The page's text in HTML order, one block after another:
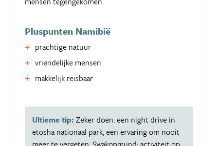
Pluspunten Namibië
prachtige natuur
vriendelijke mensen
makkelijk reisbaar
Ultieme tip: Zeker doen: een night drive in
etosha nationaal park, een ervaring om nooit